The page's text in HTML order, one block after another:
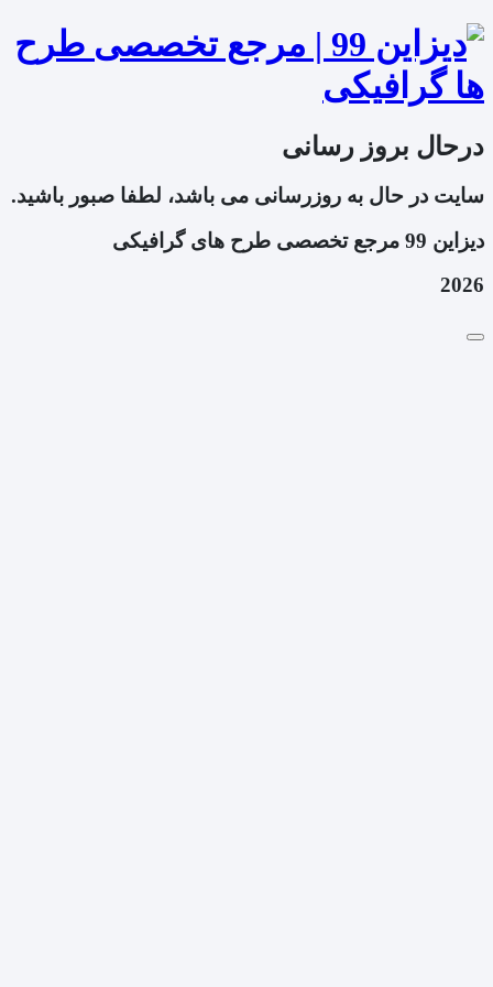
درحال بروز رسانی
سایت در حال به روزرسانی می باشد، لطفا صبور باشید.
دیزاین 99 مرجع تخصصی طرح های گرافیکی
2026